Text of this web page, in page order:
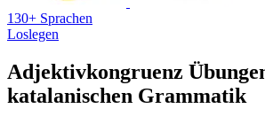
130+ Sprachen
Loslegen
Adjektivkongruenz
katalanischen Grammatik